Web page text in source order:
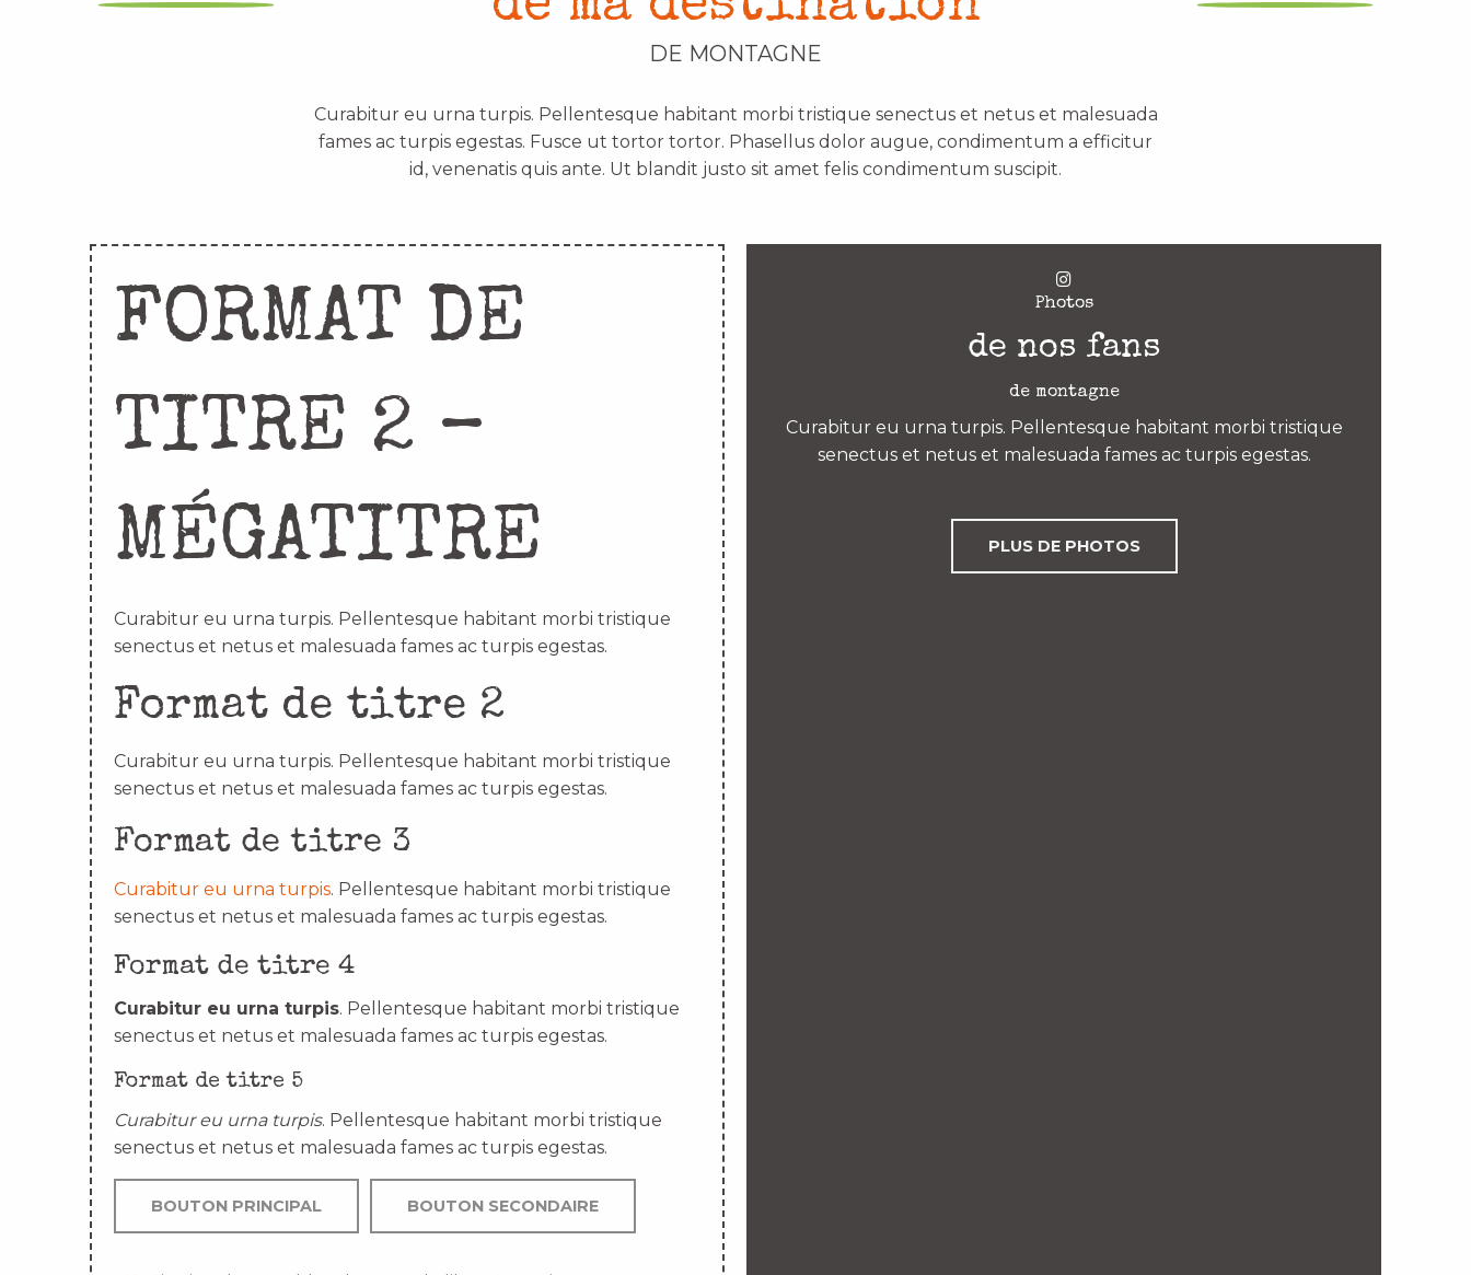
DE MONTAGNE
Curabitur eu urna turpis. Pellentesque habitant morbi tristique senectus et netus et malesuada
fames ac turpis egestas. Fusce ut tortor tortor. Phasellus dolor augue, condimentum a efficitur
id, venenatis quis ante. Ut blandit justo sit amet felis condimentum suscipit.
FORMAT DE
TITRE 2 –
MÉGATITRE
Curabitur eu urna turpis. Pellentesque habitant morbi tristique
senectus et netus et malesuada fames ac turpis egestas.
Format de titre 2
Curabitur eu urna turpis. Pellentesque habitant morbi tristique
senectus et netus et malesuada fames ac turpis egestas.
Format de titre 3
Curabitur eu urna turpis. Pellentesque habitant morbi tristique
senectus et netus et malesuada fames ac turpis egestas.
Format de titre 4
Curabitur eu urna turpis. Pellentesque habitant morbi tristique
senectus et netus et malesuada fames ac turpis egestas.
Format de titre 5
Curabitur eu urna turpis. Pellentesque habitant morbi tristique
senectus et netus et malesuada fames ac turpis egestas.
BOUTON PRINCIPAL BOUTON SECONDAIRE
Photos
de nos fans
de montagne
Curabitur eu urna turpis. Pellentesque habitant morbi tristique
senectus et netus et malesuada fames ac turpis egestas.
PLUS DE PHOTOS